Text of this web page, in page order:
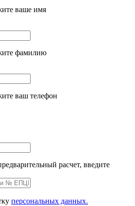
ваше имя
фамилию
ваш телефон
расчет, введите
персональных данных.